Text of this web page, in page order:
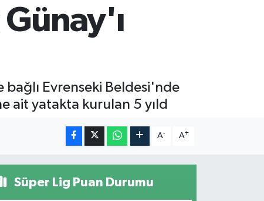
bağlı Evrenseki Beldesi'nde
ait yatakta kurulan 5 yıld
A- A+
Süper Lig Puan Durumu